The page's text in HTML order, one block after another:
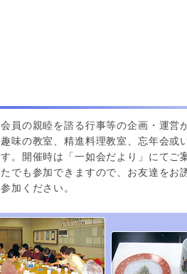
会員の親睦を諮る行事等の企画・運営
趣味の教室、精進料理教室、忘年会或
す。開催時は「一如会だより」にてご
たでも参加できますので、お友達をお
参加ください。